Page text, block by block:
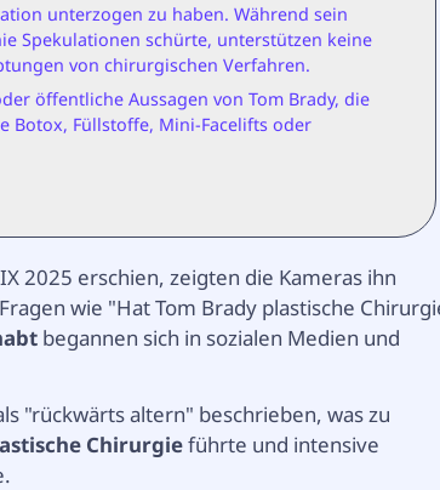
unterzogen zu haben. Während sein
Spekulationen schürte, unterstützen keine
von chirurgischen Verfahren.
öffentliche Aussagen von Tom Brady, die
Botox, Füllstoffe, Mini-Facelifts oder
2025 erschien, zeigten die Kameras ihn
wie "Hat Tom Brady plastische
begannen sich in sozialen Medien und
"rückwärts altern" beschrieben, was zu
Chirurgieführte und intensive